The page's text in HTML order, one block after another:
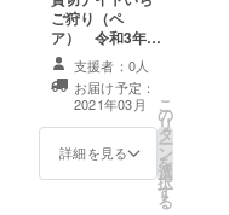
う。誰もいない
貸切ハウスで思
う存分、いちご
狩りをお楽しみ
ください。クラ
ウドファンディ
ビスとなりま
す。 ※日付と時
ご狩り（ペ
ア） 令和3年3
月14日 18：00
～18：50 1組
限定 営業終了
後、貴方様だけ
のためにいちご
ハウスを貸切で
支援者：0人
お届け予定：
2021年03月
詳細を見る
こ
の
リ
タ
ー
ン
を
選
択
す
る